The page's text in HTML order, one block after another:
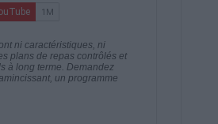
ni caractéristiques, ni
plans de repas contrôlés et
à long terme. Demandez
un programme